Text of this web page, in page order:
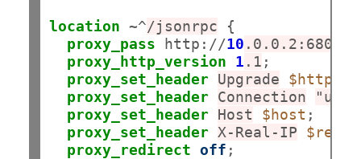
location ~^/jsonrpc {
proxy_pass http://10 .0.0.2:6800
proxy_http_version
1 .1 ;
proxy_set_header Upgrade
proxy_set_header Connection
proxy_set_header Host $host ;
proxy_set_header X-Real-IP
proxy_redirect off ;